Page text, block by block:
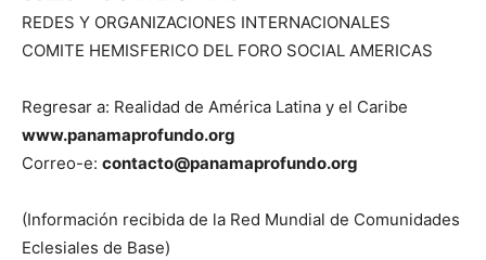
REDES Y ORGANIZACIONES INTERNACIONALES
COMITE HEMISFERICO DEL FORO SOCIAL AMERICAS
Regresar a: Realidad de América Latina y el Caribe
www.panamaprofundo.org
Correo-e: contacto@panamaprofundo.org
(Información recibida de la Red Mundial de Comunidades
Eclesiales de Base)